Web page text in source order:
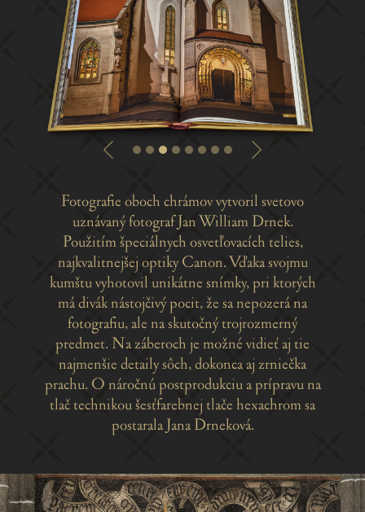
Fotografie oboch chrámov vytvoril svetovo
uznávaný fotograf Jan William Drnek.
Použitím špeciálnych osvetľovacích telies,
najkvalitnejšej optiky Canon. Vďaka svojmu
kumštu vyhotovil unikátne snímky, pri ktorých
má divák nástojčivý pocit, že sa nepozerá na
fotografiu, ale na skutočný trojrozmerný
predmet. Na záberoch je možné vidieť aj tie
najmenšie detaily sôch, dokonca aj zrniečka
prachu. O náročnú postprodukciu a prípravu na
tlač technikou šesťfareb­nej tlače hexachrom sa
postarala Jana Drneková.